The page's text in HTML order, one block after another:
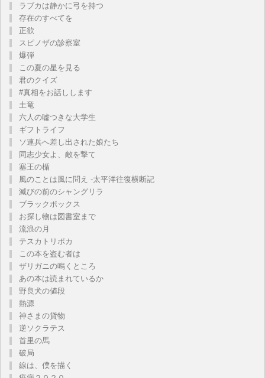
ラブカは静かに弓を持つ
存在のすべてを
正欲
スピノザの診察室
爆弾
この夏の星を見る
君のクイズ
#真相をお話しします
土竜
六人の嘘つきな大学生
ギフトライフ
ソ連兵へ差し出された娘たち
同志少女よ、敵を撃て
塞王の楯
風のことは風に問え -太平洋往復横断記
滅びの前のシャングリラ
ブラックボックス
お探し物は図書室まで
流浪の月
テスカトリポカ
この本を盗む者は
ザリガニの鳴くところ
あの本は読まれているか
野良犬の値段
熱源
神さまの貨物
逆ソクラテス
首里の馬
破局
線は、僕を描く